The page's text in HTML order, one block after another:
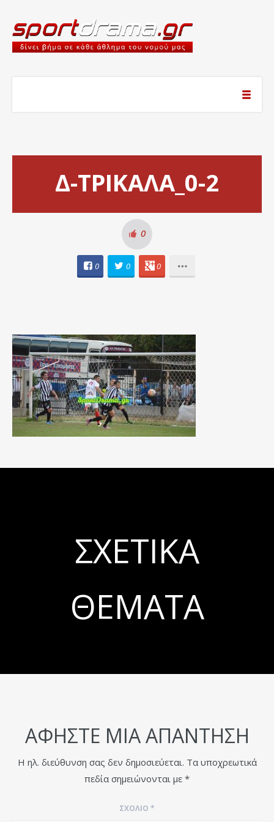
Δ-ΤΡΙΚΑΛΑ_0-2
0
0 0 0
ΣΧΕΤΙΚΆ
ΘΈΜΑΤΑ
ΑΦΉΣΤΕ ΜΙΑ ΑΠΆΝΤΗΣΗ
Η ηλ. διεύθυνση σας δεν δημοσιεύεται. Τα υποχρεωτικά
πεδία σημειώνονται με *
ΣΧΌΛΙΟ *